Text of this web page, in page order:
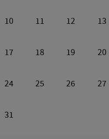
10 11 12 13
17 18 19 20
24 25 26 27
31